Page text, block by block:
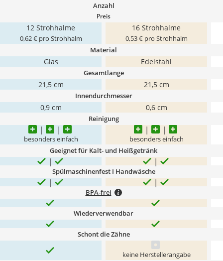
Anzahl
Preis
12 Strohhalme
0,62 € pro Strohhalm
16 Strohhalme
0,53 € pro Strohhalm
Material
Glas Edelstahl
Gesamtlänge
21,5 cm 21,5 cm
Innendurchmesser
0,9 cm 0,6 cm
Reinigung
besonders einfach besonders einfach
Geeignet für Kalt- und Heißgetränk
Spülmaschinenfest I Handwäsche
BPA-frei
Wiederverwendbar
Schont die Zähne
keine Herstellerangabe